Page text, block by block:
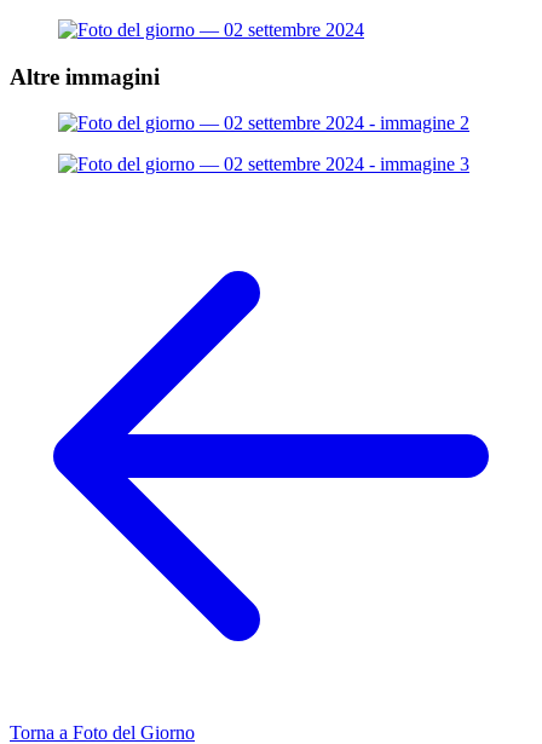
Altre immagini
Torna a Foto del Giorno